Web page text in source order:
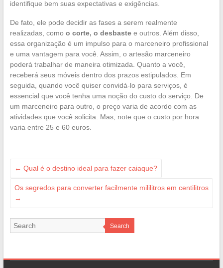
identifique bem suas expectativas e exigências.
De fato, ele pode decidir as fases a serem realmente
realizadas, como o corte, o desbastee outros. Além disso,
essa organização é um impulso para o marceneiro profissional
e uma vantagem para você. Assim, o artesão marceneiro
poderá trabalhar de maneira otimizada. Quanto a você,
receberá seus móveis dentro dos prazos estipulados. Em
seguida, quando você quiser convidá-lo para serviços, é
essencial que você tenha uma noção do custo do serviço. De
um marceneiro para outro, o preço varia de acordo com as
atividades que você solicita. Mas, note que o custo por hora
varia entre 25 e 60 euros.
← Qual é o destino ideal para fazer caiaque?
Os segredos para converter facilmente mililitros em centilitros
→
Search